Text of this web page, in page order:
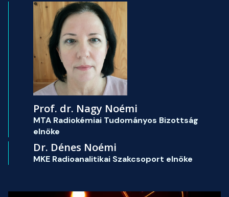
Prof. dr. Nagy Noémi
MTA Radiokémiai Tudományos Bizottság
elnöke
Dr. Dénes Noémi
MKE Radioanalitikai Szakcsoport elnöke